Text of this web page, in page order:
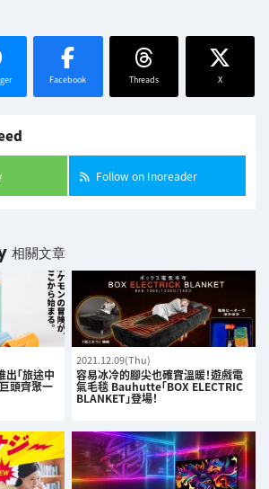
Facebook Threads X
Follow on Inoreader
相關文章
出「旅途中
頭齊聚一
2021.12.09(Thu)
容易冰冷的腳尖也確實溫暖！遊戲電
氣毛毯 Bauhutte「BOX ELECTRIC
BLANKET」登場！